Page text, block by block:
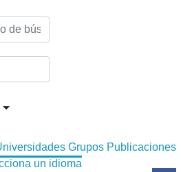
Grupos Publicaciones
un idioma